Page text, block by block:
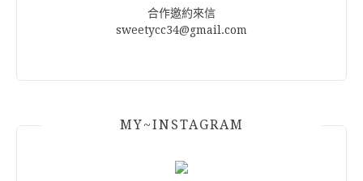
合作邀約來信
sweetycc34@gmail.com
MY~INSTAGRAM